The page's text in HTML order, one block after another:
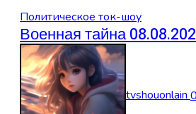
Политическое ток-шоу
Военная тайна
tvshouonlain